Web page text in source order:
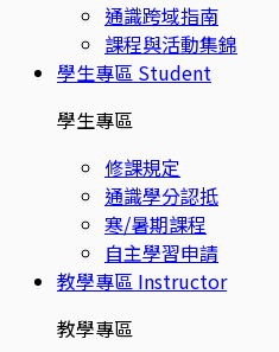
通識跨域指南
課程與活動集錦
學生專區 Student
學生專區
修課規定
通識學分認抵
寒/暑期課程
自主學習申請
教學專區 Instructor
教學專區